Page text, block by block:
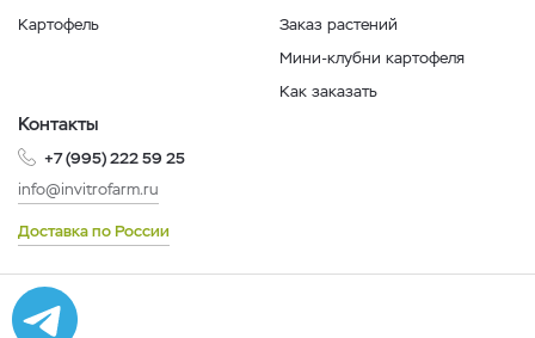
Картофель
Заказ растений
Мини-клубни картофеля
Как заказать
Контакты
+7 (995) 222 59 25
info@invitrofarm.ru
Доставка по России